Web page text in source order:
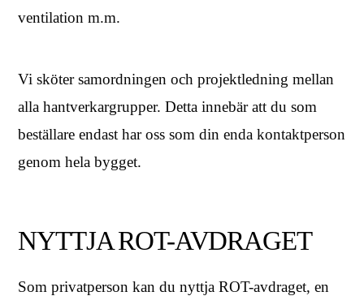
ventilation m.m.
Vi sköter samordningen och projektledning mellan
alla hantverkargrupper. Detta innebär att du som
beställare endast har oss som din enda kontaktperson
genom hela bygget.
NYTTJA ROT-AVDRAGET
Som privatperson kan du nyttja ROT-avdraget, en